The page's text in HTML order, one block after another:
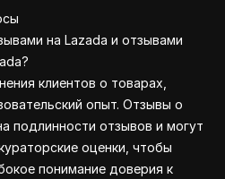
на Lazada и отзывами
клиентов о товарах,
опыт. Отзывы о
подлинности отзывов и могут
оценки, чтобы
понимание доверия к